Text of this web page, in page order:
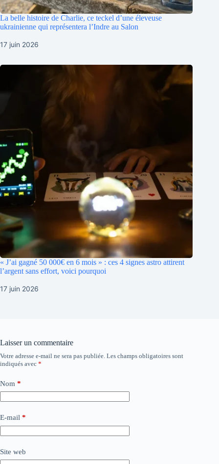
La belle histoire de Charlie, ce teckel d’une éleveuse
ukrainienne qui représentera l’Indre au Salon
17 juin 2026
« J’ai gagné 50 000€ en 6 mois » : ces 4 signes astro attirent
l’argent sans effort, voici pourquoi
17 juin 2026
Laisser un commentaire
Votre adresse e-mail ne sera pas publiée. Les champs obligatoires sont
indiqués avec *
Nom *
E-mail *
Site web